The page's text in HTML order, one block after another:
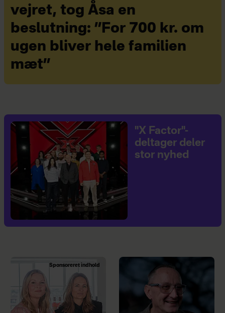
vejret, tog Åsa en
beslutning: ”For 700 kr. om
ugen bliver hele familien
mæt”
"X Factor"-
deltager deler
stor nyhed
Sponsoreret indhold